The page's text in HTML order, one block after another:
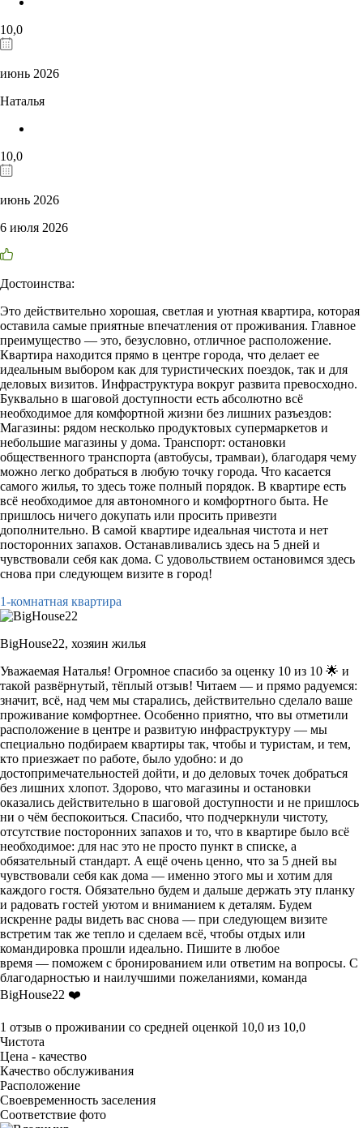
10,0
июнь 2026
Наталья
10,0
июнь 2026
6 июля 2026
Достоинства:
Это действительно хорошая, светлая и уютная квартира, которая
оставила самые приятные впечатления от проживания. Главное
преимущество — это, безусловно, отличное расположение.
Квартира находится прямо в центре города, что делает ее
идеальным выбором как для туристических поездок, так и для
деловых визитов. Инфраструктура вокруг развита превосходно.
Буквально в шаговой доступности есть абсолютно всё
необходимое для комфортной жизни без лишних разъездов:
Магазины: рядом несколько продуктовых супермаркетов и
небольшие магазины у дома. Транспорт: остановки
общественного транспорта (автобусы, трамваи), благодаря чему
можно легко добраться в любую точку города. Что касается
самого жилья, то здесь тоже полный порядок. В квартире есть
всё необходимое для автономного и комфортного быта. Не
пришлось ничего докупать или просить привезти
дополнительно. В самой квартире идеальная чистота и нет
посторонних запахов. Останавливались здесь на 5 дней и
чувствовали себя как дома. С удовольствием остановимся здесь
снова при следующем визите в город!
1-комнатная квартира
BigHouse22, хозяин жилья
Уважаемая Наталья! Огромное спасибо за оценку 10 из 10 🌟 и
такой развёрнутый, тёплый отзыв! Читаем — и прямо радуемся:
значит, всё, над чем мы старались, действительно сделало ваше
проживание комфортнее. Особенно приятно, что вы отметили
расположение в центре и развитую инфраструктуру — мы
специально подбираем квартиры так, чтобы и туристам, и тем,
кто приезжает по работе, было удобно: и до
достопримечательностей дойти, и до деловых точек добраться
без лишних хлопот. Здорово, что магазины и остановки
оказались действительно в шаговой доступности и не пришлось
ни о чём беспокоиться. Спасибо, что подчеркнули чистоту,
отсутствие посторонних запахов и то, что в квартире было всё
необходимое: для нас это не просто пункт в списке, а
обязательный стандарт. А ещё очень ценно, что за 5 дней вы
чувствовали себя как дома — именно этого мы и хотим для
каждого гостя. Обязательно будем и дальше держать эту планку
и радовать гостей уютом и вниманием к деталям. Будем
искренне рады видеть вас снова — при следующем визите
встретим так же тепло и сделаем всё, чтобы отдых или
командировка прошли идеально. Пишите в любое
время — поможем с бронированием или ответим на вопросы. С
благодарностью и наилучшими пожеланиями, команда
BigHouse22 ❤️
1 отзыв о проживании со средней оценкой 10,0 из 10,0
Чистота
Цена - качество
Качество обслуживания
Расположение
Своевременность заселения
Соответствие фото